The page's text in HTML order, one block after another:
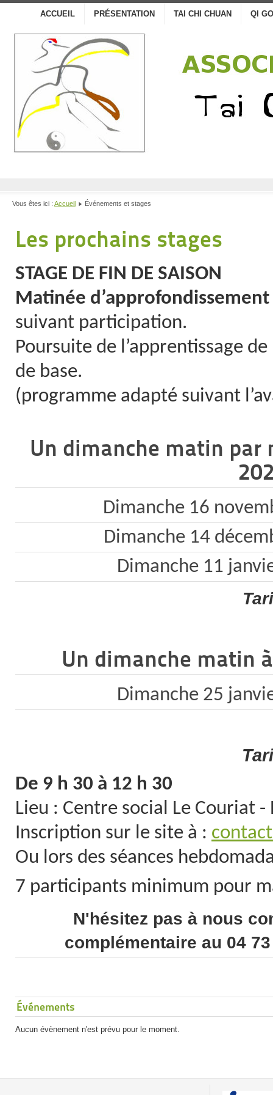
ACCUEIL PRÉSENTATION TAI CHI CHUAN QI
Vous êtes ici : Accueil Événements et stages
Les prochains stages
STAGE DE FIN DE SAISON
Matinée d’approfondissement
suivant participation.
Poursuite de l’apprentissage
de base.
(programme adapté suivant
Un dimanche matin par
Dimanche 16
Dimanche 14
Dimanche 11
Un dimanche matin à
Dimanche 25
De 9 h 30 à 12 h 30
Lieu : Centre social Le Couriat
Inscription sur le site à :
Ou lors des séances
7 participants minimum pour
N'hésitez pas à nous
complémentaire au 04
Événements
Aucun évènement n'est prévu pour le moment.